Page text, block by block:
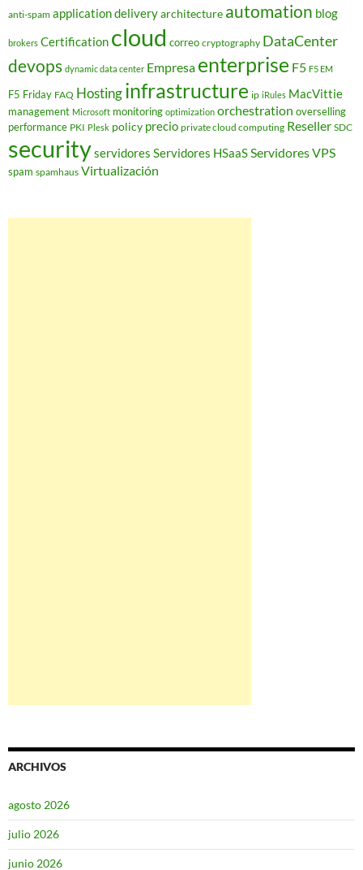
anti-spam application deliveryarchitecture automation blog
brokers Certification cloud correo cryptography DataCenter
devops dynamic data center Empresa enterprise F5 F5 EM
F5 Friday FAQ Hostinginfrastructure ip iRules MacVittie
management Microsoft monitoring optimization orchestration overselling
performance PKI Plesk policy precio private cloud computing Reseller SDC
securityservidores Servidores HSaaSServidores VPS
spam spamhaus Virtualización
ARCHIVOS
agosto 2026
julio 2026
junio 2026